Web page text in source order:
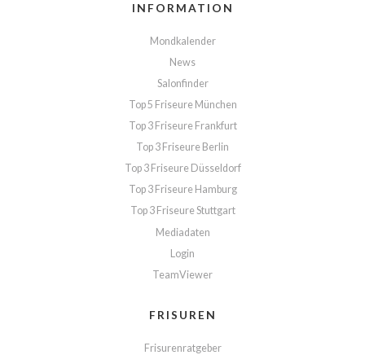
INFORMATION
Mondkalender
News
Salonfinder
Top 5 Friseure München
Top 3 Friseure Frankfurt
Top 3 Friseure Berlin
Top 3 Friseure Düsseldorf
Top 3 Friseure Hamburg
Top 3 Friseure Stuttgart
Mediadaten
Login
TeamViewer
FRISUREN
Frisurenratgeber